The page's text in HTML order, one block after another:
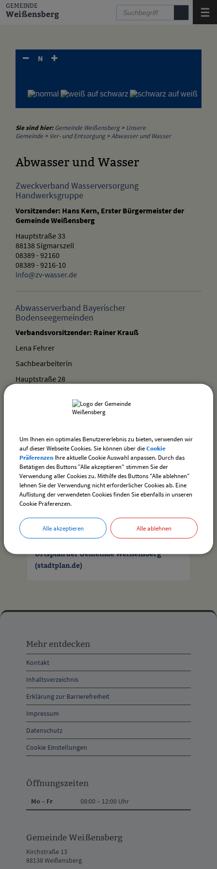
Zum Inhalt, zur Startseitespringen.
GEMEINDE
Weißensberg
Ortsplan der Gemeinde Weißensberg
(stadtplan.de)
N
Sie sind hier: Gemeinde Weißensberg> Unsere
Gemeinde > Ver- und Entsorgung>Abwasser und Wasser
Abwasser und Wasser
Zweckverband Wasserversorgung
Handwerksgruppe
Vorsitzender: Hans Kern, Erster Bürgermeister der
Gemeinde Weißensberg
Hauptstraße 33
88138 Sigmarszell
08389 - 92160
08389 - 9216-10
info@zv-wasser.de
Abwasserverband Bayerischer
Bodenseegemeinden
Verbandsvorsitzender: Rainer Krauß
Lena Fehrer
Sachbearbeiterin
Hauptstraße 28
Lena.Fehrer@vg-sigmarszell.de
druckennach oben
entdecken,
Öffnungszeiten
und
Anschrift
und
Kontakt
Mehr entdecken
Kontakt
Inhaltsverzeichnis
Erklärung zur Barrierefreiheit
Impressum
Datenschutz
Cookie Einstellungen
Öffnungszeiten
Mo – Fr 08:00 – 12:00 Uhr
Gemeinde Weißensberg
Kirchstraße 13
88138 Weißensberg
Um Ihnen ein optimales Benutzererlebnis zu bieten, verwenden wir
auf dieser Webseite Cookies. Sie können über dieCookie
Präferenzen Ihre aktuelle Cookie Auswahl anpassen. Durch das
Betätigen des Buttons "Alle akzeptieren" stimmen Sie der
Verwendung aller Cookies zu. Mithilfe des Buttons "Alle ablehnen"
lehnen Sie der Verwendung nicht erforderlicher Cookies ab. Eine
Auflistung der verwendeten Cookies finden Sie ebenfalls in unseren
Cookie Präferenzen.
Alle akzeptieren Alle ablehnen